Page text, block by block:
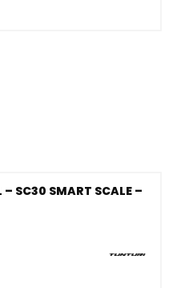
SC30 SMART SCALE –